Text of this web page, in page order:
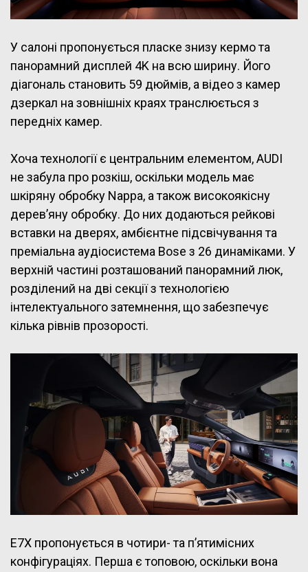
У салоні пропонується пласке знизу кермо та
панорамний дисплей 4K на всю ширину. Його
діагональ становить 59 дюймів, а відео з камер
дзеркал на зовнішніх краях транслюється з
передніх камер.
Хоча технології є центральним елементом, AUDI
не забула про розкіш, оскільки модель має
шкіряну обробку Nappa, а також високоякісну
дерев’яну обробку. До них додаються рейкові
вставки на дверях, амбієнтне підсвічування та
преміальна аудіосистема Bose з 26 динаміками. У
верхній частині розташований панорамний люк,
розділений на дві секції з технологією
інтелектуального затемнення, що забезпечує
кілька рівнів прозорості.
E7X пропонується в чотири- та п’ятимісних
конфігураціях. Перша є топовою, оскільки вона